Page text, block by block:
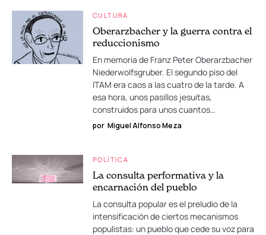
CULTURA
Oberarzbacher y la guerra contra el
reduccionismo
En memoria de Franz Peter Oberarzbacher
Niederwolfsgruber. El segundo piso del
ITAM era caos a las cuatro de la tarde. A
esa hora, unos pasillos jesuitas,
construidos para unos cuantos…
por Miguel Alfonso Meza
POLÍTICA
La consulta performativa y la
encarnación del pueblo
La consulta popular es el preludio de la
intensificación de ciertos mecanismos
populistas: un pueblo que cede su voz para